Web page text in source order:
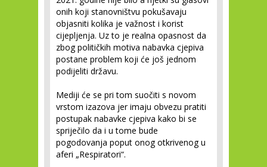
onih koji stanovništvu pokušavaju
objasniti kolika je važnost i korist
cijepljenja. Uz to je realna opasnost da
zbog političkih motiva nabavka cjepiva
postane problem koji će još jednom
podijeliti državu.
Mediji će se pri tom suočiti s novom
vrstom izazova jer imaju obvezu pratiti
postupak nabavke cjepiva kako bi se
spriječilo da i u tome bude
pogodovanja poput onog otkrivenog u
aferi „Respiratori“.